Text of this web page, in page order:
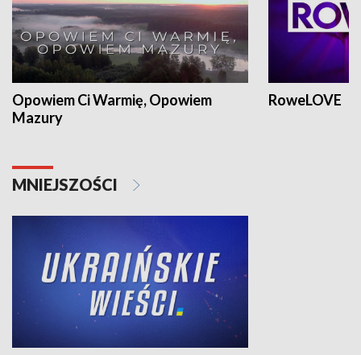
Opowiem Ci Warmię, Opowiem
Mazury
RoweLOVE
MNIEJSZOŚCI